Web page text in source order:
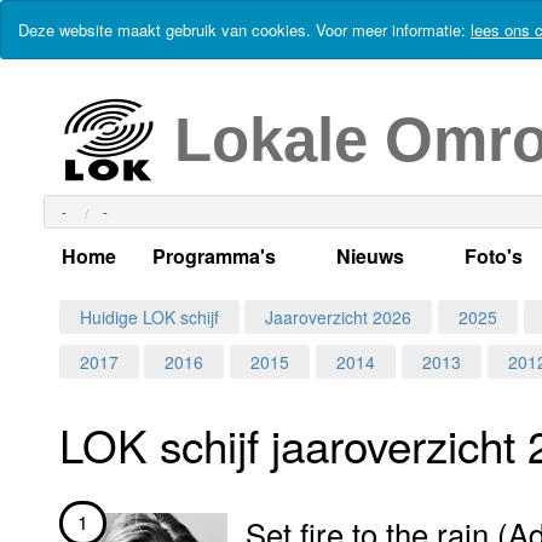
Deze website maakt gebruik van cookies. Voor meer informatie: lees ons
Lokale
- -
Home Programma's
Alle dagen
Weekschema
Woensdag
Alle programma's
Uitzending gemist?
Nieuws
Actueel Lokaal
LOK nieuws
RSS feed
Foto's
Huidige LOK schijf Jaaroverzicht 2026 2025
2017
2016 2015 2014 2013
LOK schijf jaar­over­zicht
1